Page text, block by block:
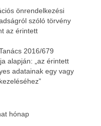
önrendelkezési
szóló törvény
az érintett
2016/679
alapján: „az érintett
adatainak egy vagy
hónap